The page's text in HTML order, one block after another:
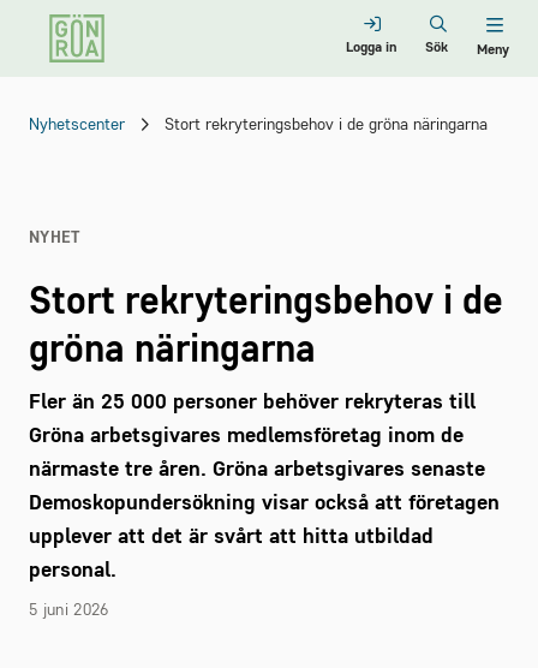
Logga in Sök Meny
Nyhetscenter Stort rekryteringsbehov i de gröna näringarna
NYHET
Stort rekryteringsbehov i de
gröna näringarna
Fler än 25 000 personer behöver rekryteras till
Gröna arbetsgivares medlemsföretag inom de
närmaste tre åren. Gröna arbetsgivares senaste
Demoskopundersökning visar också att företagen
upplever att det är svårt att hitta utbildad
personal.
5 juni 2026